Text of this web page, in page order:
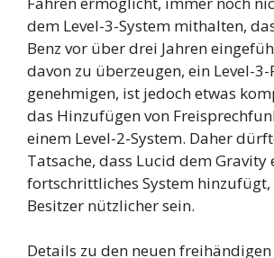
dem Level-3-System mithalten,
Benz vor über drei Jahren
davon zu überzeugen, ein Level-
genehmigen, ist jedoch etwas
das Hinzufügen von
einem Level-2-System. Daher
Tatsache, dass Lucid dem Gravity
fortschrittliches System
Besitzer nützlicher sein.
Details zu den neuen freihändigen